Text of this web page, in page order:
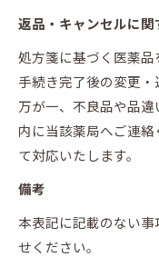
返品・キャンセルに関
処方箋に基づく医薬
手続き完了後の変更・
万が一、不良品や品
内に当該薬局へご連
て対応いたします。
備考
本表記に記載のない
せください。